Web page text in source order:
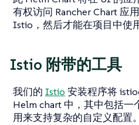
有权访问 Rancher Chart 应
Istio，然后才能在项目中使
Istio 附带的工具
我们的 Istio 安装程序将
Helm chart 中，其中包括一
用来支持复杂的自定义配置。